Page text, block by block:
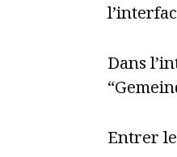
Dans
Entrer